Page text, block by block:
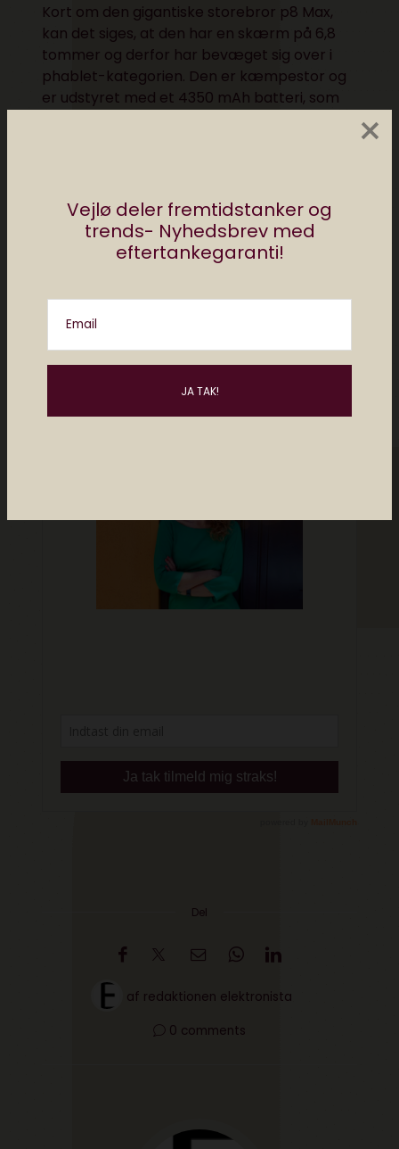
Vejlø deler fremtidstanker og
trends- Nyhedsbrev med
eftertankegaranti!
Email
×
Kort om den gigantiske storebror p8 Max,
kan det siges, at den har en skærm på 6,8
tommer og derfor har bevæget sig over i
phablet-kategorien. Den er kæmpestor og
er udstyret med et 4350 mAh batteri, som
Del
af redaktionen elektronista
0 comments